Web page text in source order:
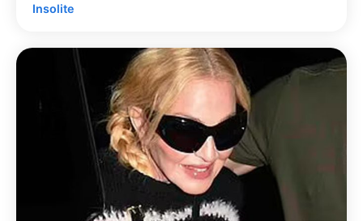
Insolite